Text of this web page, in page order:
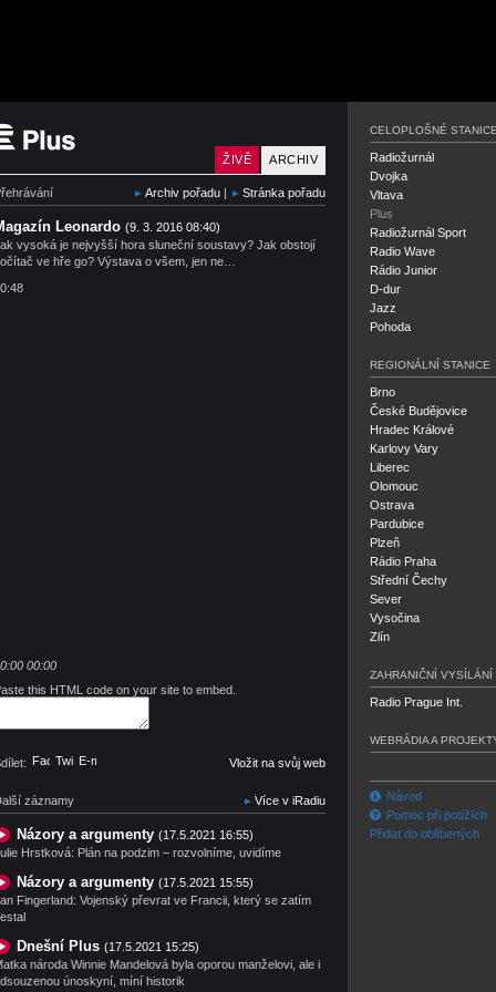
ARCHIV
ŽIVĚ
Archiv pořadu | Stránka pořadu
Leonardo (9. 3. 2016 08:40)
vysoká je nejvyšší hora sluneční soustavy? Jak obstojí
ve hře go? Výstava o všem, jen ne…
00:00
this HTML code on your site to embed.
Facebook
TwitterE-mail Vložit na svůj web
záznamy Více v iRadiu
Názory a argumenty (17.5.2021 16:55)
Hrstková: Plán na podzim – rozvolníme, uvidíme
Názory a argumenty (17.5.2021 15:55)
Fingerland: Vojenský převrat ve Francii, který se zatím
Dnešní Plus (17.5.2021 15:25)
národa Winnie Mandelová byla oporou manželovi, ale i
únoskyní, míní historik
CELOPLOŠNÉ
Radiožurnál
Dvojka
Vltava
Plus
Radiožurnál Sport
Radio Wave
Rádio Junior
D-dur
Jazz
Pohoda
REGIONÁLNÍ STANICE
Brno
České Budějovice
Hradec Králové
Karlovy Vary
Liberec
Olomouc
Ostrava
Pardubice
Plzeň
Rádio Praha
Střední Čechy
Sever
Vysočina
Zlín
ZAHRANIČNÍ VYSÍLÁNÍ
Radio Prague Int.
WEBRÁDIA A
Návod
Pomoc při potížích
Přidat do oblíbených